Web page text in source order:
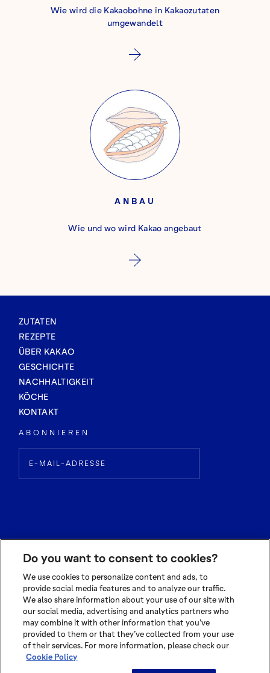
Wie wird die Kakaobohne in Kakaozutaten
umgewandelt
ANBAU
Wie und wo wird Kakao angebaut
ZUTATEN
REZEPTE
ÜBER KAKAO
GESCHICHTE
NACHHALTIGKEIT
KÖCHE
KONTAKT
ABONNIEREN
© 2026 OLAM INTERNATIONAL LIMITED
ALL RIGHTS RESERVED CO. REG NO. 199504676H
TERMS OF USE|PRIVACY POLICY|COOKIE POLICY
Do you want to consent to cookies?
We use cookies to personalize content and ads, to
provide social media features and to analyze our traffic.
We also share information about your use of our site with
our social media, advertising and analytics partners who
may combine it with other information that you’ve
provided to them or that they’ve collected from your use
of their services. For more information, please check our
Cookie Policy